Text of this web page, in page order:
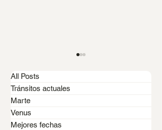
All Posts
Tránsitos actuales
Marte
Venus
Mejores fechas